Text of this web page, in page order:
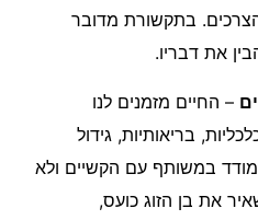
בתקשורת מדובר
את דבריו.
– החיים מזמנים לנו
בריאותיות, גידול
במשותף עם הקשיים ולא
את בן הזוג כועס,